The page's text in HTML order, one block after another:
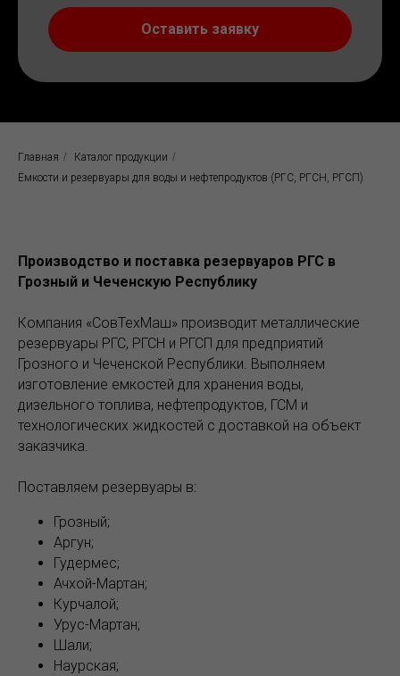
Оставить заявку
Главная / Каталог продукции /
Ёмкости и резервуары для воды и нефтепродуктов (РГС, РГСН, РГСП)
Производство и поставка резервуаров РГС в
Грозный и Чеченскую Республику
Компания «СовТехМаш» производит металлические
резервуары РГС, РГСН и РГСП для предприятий
Грозного и Чеченской Республики. Выполняем
изготовление емкостей для хранения воды,
дизельного топлива, нефтепродуктов, ГСМ и
технологических жидкостей с доставкой на объект
заказчика.
Поставляем резервуары в:
Грозный;
Аргун;
Гудермес;
Ачхой-Мартан;
Курчалой;
Урус-Мартан;
Шали;
Наурская;